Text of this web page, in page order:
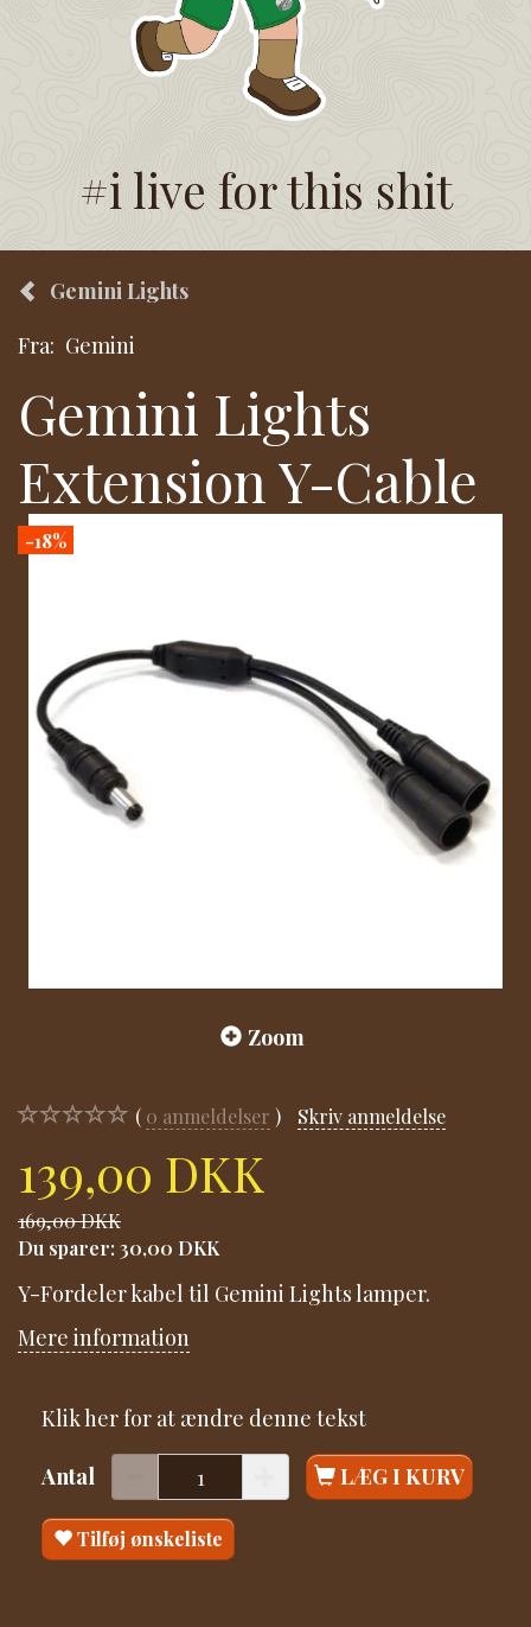
#i live for this shit
Gemini Lights
Fra: Gemini
Gemini Lights
Extension Y-Cable
-18%
Zoom
0 anmeldelser Skriv anmeldelse
139,00 DKK
169,00 DKK
Du sparer: 30,00 DKK
Y-Fordeler kabel til Gemini Lights lamper.
Mere information
Klik her for at ændre denne tekst
Antal LÆG I KURV
Tilføj ønskeliste